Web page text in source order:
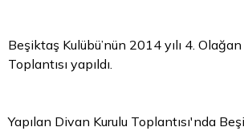
Beşiktaş Kulübü’nün 2014 yılı 4.
Toplantısı yapıldı.
Yapılan Divan Kurulu Toplantısı'nda